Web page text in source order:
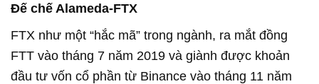
Đế chế Alameda-FTX
FTX như một “hắc mã” trong ngành, ra mắt đồng
FTT vào tháng 7 năm 2019 và giành được khoản
đầu tư vốn cổ phần từ Binance vào tháng 11 năm